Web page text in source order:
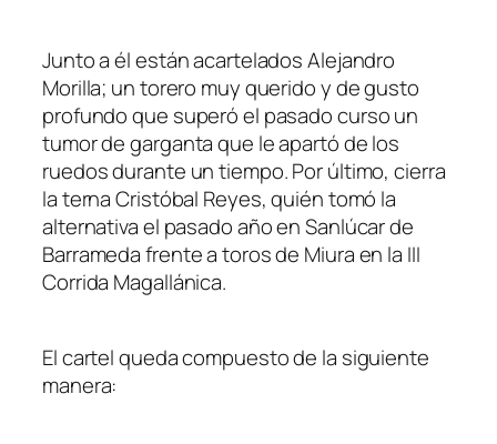
Junto a él están acartelados Alejandro
Morilla; un torero muy querido y de gusto
profundo que superó el pasado curso un
tumor de garganta que le apartó de los
ruedos durante un tiempo. Por último, cierra
la terna Cristóbal Reyes, quién tomó la
alternativa el pasado año en Sanlúcar de
Barrameda frente a toros de Miura en la III
Corrida Magallánica.
El cartel queda compuesto de la siguiente
manera: